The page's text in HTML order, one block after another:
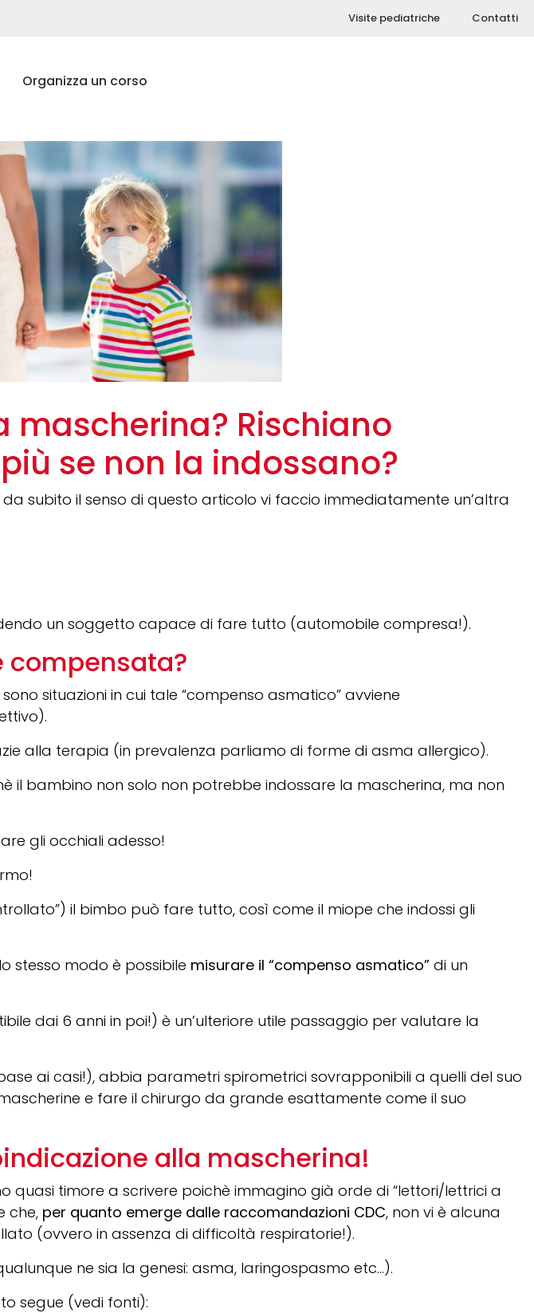
Visite pediatriche Contatti
Organizza un corso
Rischiano
se non la indossano?
subito il senso di questo articolo vi faccio immediatamente un’altra
un soggetto capace di fare tutto (automobile compresa!).
compensata?
situazioni in cui tale “compenso asmatico” avviene
alla terapia (in prevalenza parliamo di forme di asma allergico).
il bambino non solo non potrebbe indossare la mascherina, ma non
gli occhiali adesso!
il bimbo può fare tutto, così come il miope che indossi gli
stesso modo è possibile misurare il “compenso asmatico” di un
dai 6 anni in poi!) è un’ulteriore utile passaggio per valutare la
ai casi!), abbia parametri spirometrici sovrapponibili a quelli del suo
e fare il chirurgo da grande esattamente come il suo
alla mascherina!
timore a scrivere poichè immagino già orde di “lettori/lettrici a
che, per quanto emerge dalle raccomandazioni CDC, non vi è alcuna
(ovvero in assenza di difficoltà respiratorie!).
ne sia la genesi: asma, laringospasmo etc…).
segue (vedi fonti):